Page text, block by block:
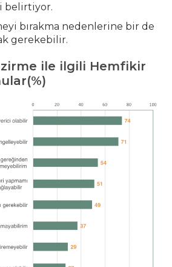
belirtiyor.
bırakma nedenlerine bir de
gerekebilir.
ile ilgili Hemfikir